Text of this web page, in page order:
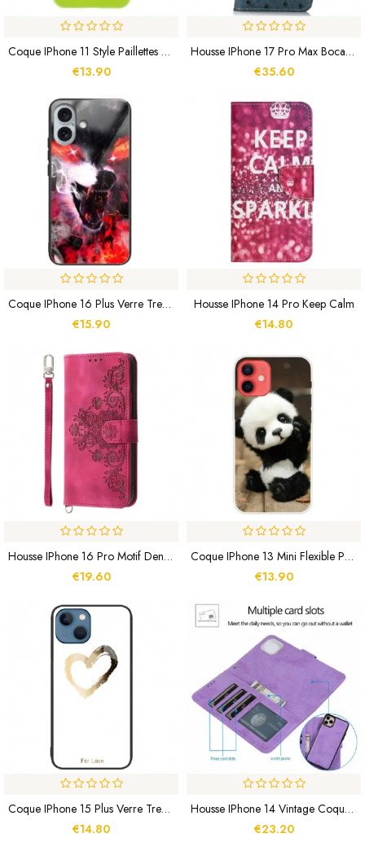
Coque IPhone 11 Style Paillettes Goospery
€13.90
Housse IPhone 17 Pro Max Bocage RFID Texture Autruche
€35.60
Coque IPhone 16 Plus Verre Trempé Loup Féroce
€15.90
Housse IPhone 14 Pro Keep Calm
€14.80
Housse IPhone 16 Pro Motif Dentelle À Lanière Et Bandoulière
€19.60
Coque IPhone 13 Mini Flexible Panda
€13.90
Coque IPhone 15 Plus Verre Trempé Coeur
€14.80
Housse IPhone 14 Vintage Coque Détachable
€23.20